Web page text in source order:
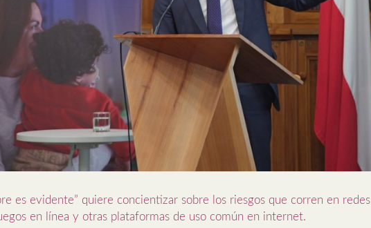
es evidente” quiere concientizar sobre los riesgos que corren en redes
en línea y otras plataformas de uso común en internet.